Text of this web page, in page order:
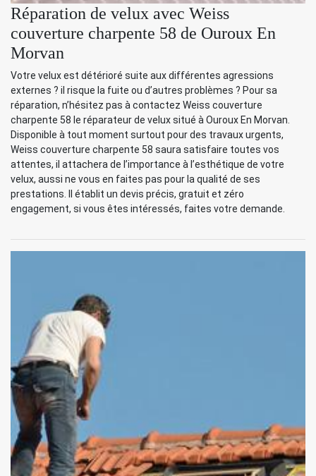
Réparation de velux avec Weiss
couverture charpente 58 de Ouroux En
Morvan
Votre velux est détérioré suite aux différentes agressions
externes ? il risque la fuite ou d’autres problèmes ? Pour sa
réparation, n’hésitez pas à contactez Weiss couverture
charpente 58 le réparateur de velux situé à Ouroux En Morvan.
Disponible à tout moment surtout pour des travaux urgents,
Weiss couverture charpente 58 saura satisfaire toutes vos
attentes, il attachera de l’importance à l’esthétique de votre
velux, aussi ne vous en faites pas pour la qualité de ses
prestations. Il établit un devis précis, gratuit et zéro
engagement, si vous êtes intéressés, faites votre demande.